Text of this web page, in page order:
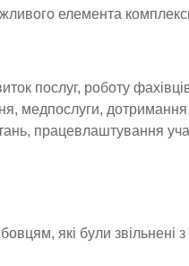
елемента
послуг, роботу
медпослуги,
працевлаштування
які були звільнені з